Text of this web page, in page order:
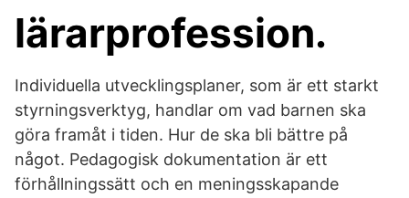
lärarprofession.
Individuella utvecklingsplaner, som är ett starkt
styrningsverktyg, handlar om vad barnen ska
göra framåt i tiden. Hur de ska bli bättre på
något. Pedagogisk dokumentation är ett
förhållningssätt och en meningsskapande